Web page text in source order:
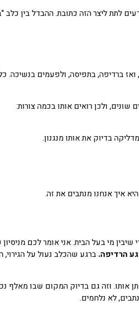
לתת ליצר הזה כתובת. ההבדל בין
ברדיפה, בתפיסה, ולפעמים בנשיכה.
ולכן רואים אותו בכמה צורות:
בדיוק את אותו מנגנון.
איך אנחנו מנתבים את זה.
מי בעל הבית. אני אומר לכם
הרדיפה. ברגע שהכלב נעול על
אותו. וזה גם בדיוק המקום שבו מאלף
לא נלחמים.